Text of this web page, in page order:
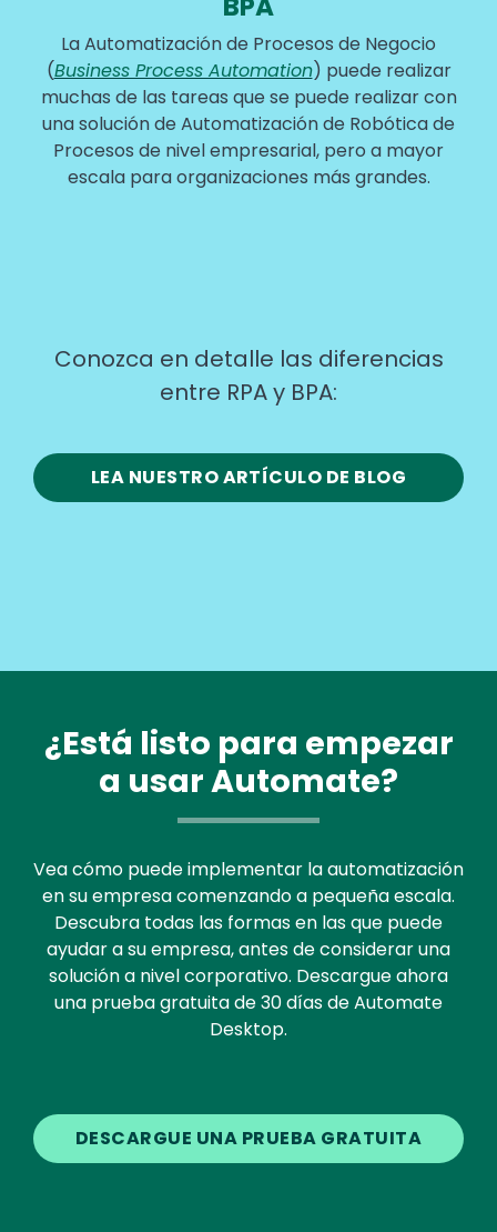
La Automatización de Procesos de Negocio
(Business Process Automation) puede realizar
muchas de las tareas que se puede realizar con
una solución de Automatización de Robótica de
Procesos de nivel empresarial, pero a mayor
escala para organizaciones más grandes.
Conozca en detalle las diferencias
entre RPA y BPA:
LEA NUESTRO ARTÍCULO DE BLOG
¿Está listo para empezar
a usar Automate?
Vea cómo puede implementar la automatización
en su empresa comenzando a pequeña escala.
Descubra todas las formas en las que puede
ayudar a su empresa, antes de considerar una
solución a nivel corporativo. Descargue ahora
una prueba gratuita de 30 días de Automate
Desktop.
DESCARGUE UNA PRUEBA GRATUITA